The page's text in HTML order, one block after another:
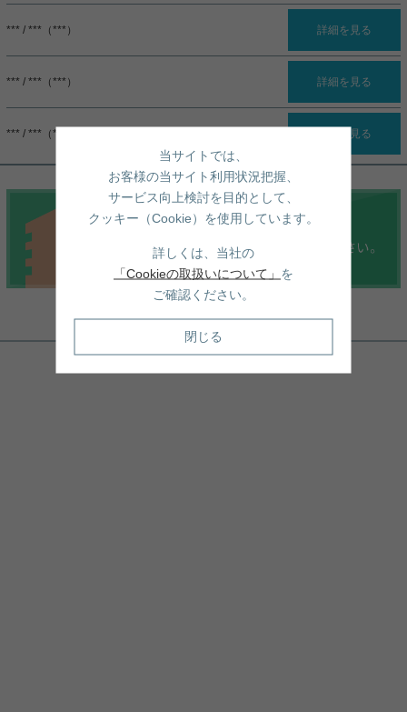
*** / ***（***） 詳細を見る
*** / ***（***） 詳細を見る
*** / ***（***） 詳細を見る
当サイトでは、
お客様の当サイト利用状況把握、
サービス向上検討を目的として、
クッキー（Cookie）を使用しています。
詳しくは、当社の
「Cookieの取扱いについて」 を
ご確認ください。
閉じる